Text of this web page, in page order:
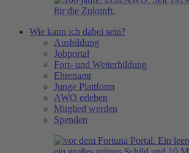
Wie kann ich dabei sein?
Ausbildung
Jobportal
Fort- und Weiterbildung
Ehrenamt
Junge Plattform
AWO erleben
Mitglied werden
Spenden